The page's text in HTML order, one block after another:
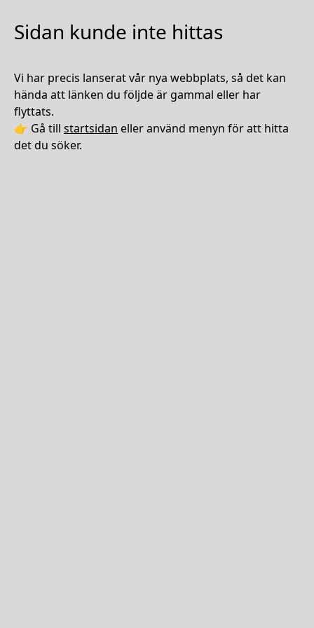
Sidan kunde inte hittas
Vi har precis lanserat vår nya webbplats, så det kan
hända att länken du följde är gammal eller har
flyttats.
👉 Gå till startsidan eller använd menyn för att hitta
det du söker.